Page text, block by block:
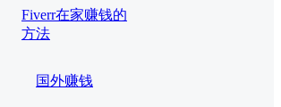
Fiverr在家赚钱的
方法
国外赚钱